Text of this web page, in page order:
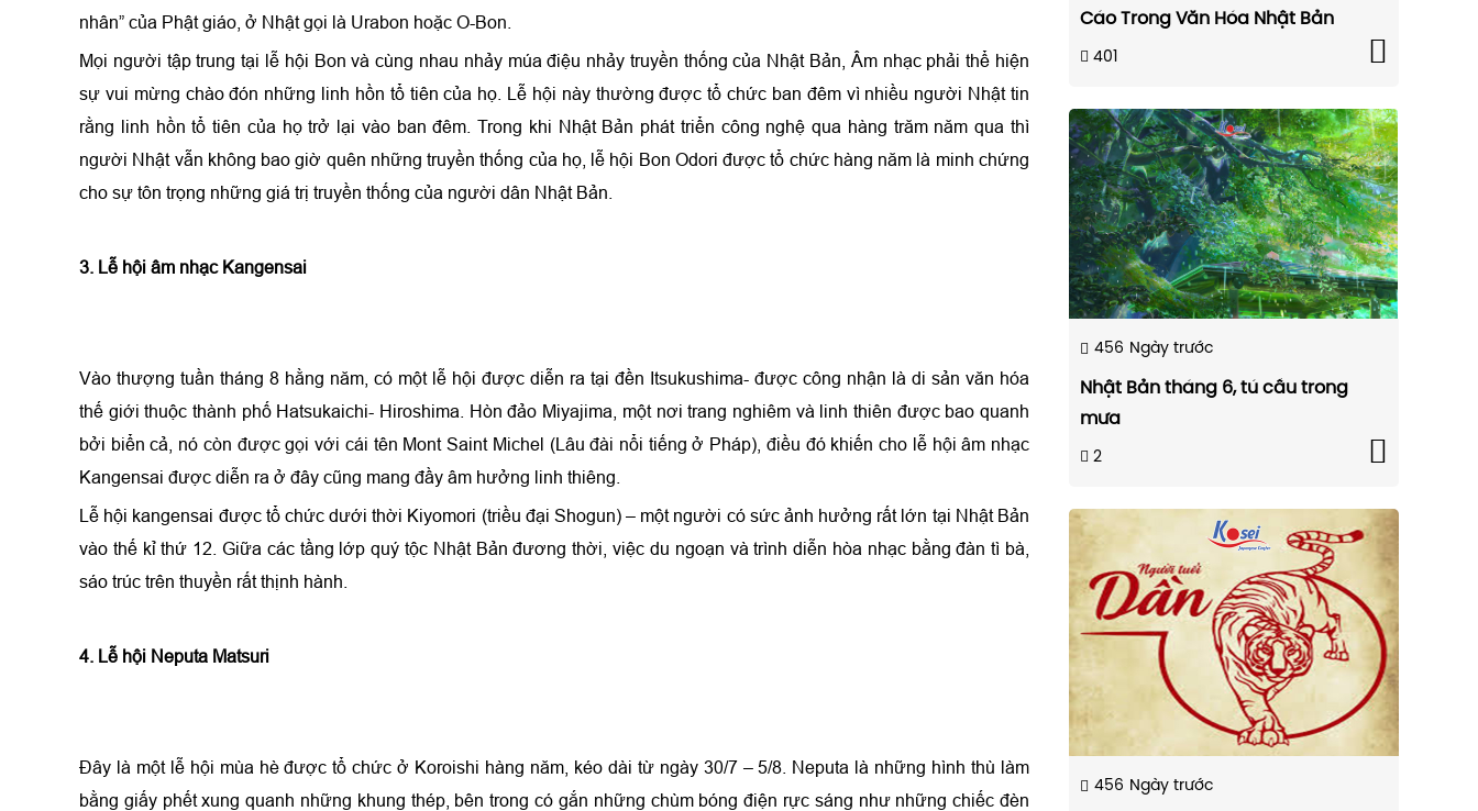
nhân” của Phật giáo, ở Nhật gọi là Urabon hoặc O-Bon.
Mọi người tập trung tại lễ hội Bon và cùng nhau nhảy múa điệu nhảy truyền thống của Nhật Bản, Âm nhạc phải thể hiện
sự vui mừng chào đón những linh hồn tổ tiên của họ. Lễ hội này thường được tổ chức ban đêm vì nhiều người Nhật tin
rằng linh hồn tổ tiên của họ trở lại vào ban đêm. Trong khi Nhật Bản phát triển công nghệ qua hàng trăm năm qua thì
người Nhật vẫn không bao giờ quên những truyền thống của họ, lễ hội Bon Odori được tổ chức hàng năm là minh chứng
cho sự tôn trọng những giá trị truyền thống của người dân Nhật Bản.
3. Lễ hội âm nhạc Kangensai
Vào thượng tuần tháng 8 hằng năm, có một lễ hội được diễn ra tại đền Itsukushima- được công nhận là di sản văn hóa
thế giới thuộc thành phố Hatsukaichi- Hiroshima. Hòn đảo Miyajima, một nơi trang nghiêm và linh thiên được bao quanh
bởi biển cả, nó còn được gọi với cái tên Mont Saint Michel (Lâu đài nổi tiếng ở Pháp), điều đó khiến cho lễ hội âm nhạc
Kangensai được diễn ra ở đây cũng mang đầy âm hưởng linh thiêng.
Lễ hội kangensai được tổ chức dưới thời Kiyomori (triều đại Shogun) – một người có sức ảnh hưởng rất lớn tại Nhật Bản
vào thế kỉ thứ 12. Giữa các tầng lớp quý tộc Nhật Bản đương thời, việc du ngoạn và trình diễn hòa nhạc bằng đàn tì bà,
sáo trúc trên thuyền rất thịnh hành.
4. Lễ hội Neputa Matsuri
Đây là một lễ hội mùa hè được tổ chức ở Koroishi hàng năm, kéo dài từ ngày 30/7 – 5/8. Neputa là những hình thù làm
bằng giấy phết xung quanh những khung thép, bên trong có gắn những chùm bóng điện rực sáng như những chiếc đèn
Cáo Trong Văn Hóa Nhật Bản
401
456 Ngày trước
Nhật Bản tháng 6, tú cầu trong
mưa
2
456 Ngày trước